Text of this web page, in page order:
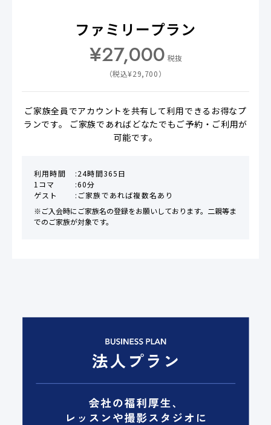
ファミリープラン
¥27,000 税抜
（税込¥29,700）
ご家族全員でアカウントを共有して利用できるお得なプ
ランです。 ご家族であればどなたでもご予約・ご利用が
可能です。
利用時間
24時間365日
1コマ
60分
ゲスト
ご家族であれば複数名あり
※ご入会時にご家族名の登録をお願いしております。二親等ま
でのご家族が対象です。